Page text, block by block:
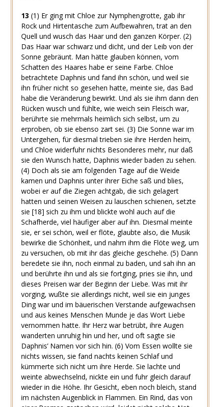
13 (1) Er ging mit Chloe zur Nymphengrotte, gab ihr
Rock und Hirtentasche zum Aufbewahren, trat an den
Quell und wusch das Haar und den ganzen Körper. (2)
Das Haar war schwarz und dicht, und der Leib von der
Sonne gebräunt. Man hätte glauben können, vom
Schatten des Haares habe er seine Farbe. Chloe
betrachtete Daphnis und fand ihn schön, und weil sie
ihn früher nicht so gesehen hatte, meinte sie, das Bad
habe die Veränderung bewirkt. Und als sie ihm dann den
Rücken wusch und fühlte, wie weich sein Fleisch war,
berührte sie mehrmals heimlich sich selbst, um zu
erproben, ob sie ebenso zart sei. (3) Die Sonne war im
Untergehen, für diesmal trieben sie ihre Herden heim,
und Chloe widerfuhr nichts Besonderes mehr, nur daß
sie den Wunsch hatte, Daphnis wieder baden zu sehen.
(4) Doch als sie am folgenden Tage auf die Weide
kamen und Daphnis unter ihrer Eiche saß und blies,
wobei er auf die Ziegen achtgab, die sich gelagert
hatten und seinen Weisen zu lauschen schienen, setzte
sie [18] sich zu ihm und blickte wohl auch auf die
Schafherde, viel häufiger aber auf ihn. Diesmal meinte
sie, er sei schön, weil er flöte, glaubte also, die Musik
bewirke die Schönheit, und nahm ihm die Flöte weg, um
zu versuchen, ob mit ihr das gleiche geschehe. (5) Dann
beredete sie ihn, noch einmal zu baden, und sah ihn an
und berührte ihn und als sie fortging, pries sie ihn, und
dieses Preisen war der Beginn der Liebe. Was mit ihr
vorging, wußte sie allerdings nicht, weil sie ein junges
Ding war und im bäuerischen Verstande aufgewachsen
und aus keines Menschen Munde je das Wort Liebe
vernommen hatte. Ihr Herz war betrübt, ihre Augen
wanderten unruhig hin und her, und oft sagte sie
Daphnis’ Namen vor sich hin. (6) Vom Essen wollte sie
nichts wissen, sie fand nachts keinen Schlaf und
kümmerte sich nicht um ihre Herde. Sie lachte und
weinte abwechselnd, nickte ein und fuhr gleich darauf
wieder in die Höhe. Ihr Gesicht, eben noch bleich, stand
im nächsten Augenblick in Flammen. Ein Rind, das von